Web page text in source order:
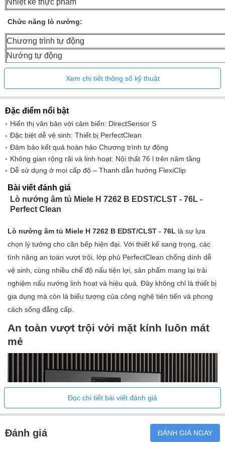
Nhiệt kế thực phẩm
Chức năng lò nướng:
Chương trình tự động
Nướng tự động
Khí nóng sinh thái
Nướng
Nướng chuyên sâu
Nướng ở nhiệt độ thấp
Không khí nóng cộng thêm
Nướng đối lưu
Nhiệt hai mặt
Nhiệt độ đáy
Tiện ích:
Cảm biến trực tiếp
Cửa mở nhẹ nhàng
Cửa đóng nhẹ nhàng
Đa ngôn ngữ
MyMiele
Chức năng trợ giúp
Chức năng hẹn giờ
Hiển thị thời gian trong ngày
Hẹn giờ nấu
Lập trình thời gian bắt đầu nấu
Lập trình thời gian nấu xong
Lập trình thời gian nấu
Hiển thị nhiệt độ thực tế
Xem chi tiết thông số kỹ thuật
Đặc điểm nổi bật
Hiển thị văn bản với cảm biến: DirectSensor S
Đặc biệt dễ vệ sinh: Thiết bị PerfectClean
Đảm bảo kết quả hoàn hảo Chương trình tự động
Không gian rộng rãi và linh hoạt: Nội thất 76 l trên năm tầng
Dễ sử dụng ở mọi cấp độ – Thanh dẫn hướng FlexiClip
Bài viết đánh giá
Lò nướng âm tủ Miele H 7262 B EDST/CLST - 76L -
Perfect Clean
Lò nướng âm tủ Miele H 7262 B EDST/CLST - 76L là sự lựa
chọn lý tưởng cho căn bếp hiện đại. Với thiết kế sang trọng, các
tính năng an toàn vượt trội, lớp phủ PerfectClean chống dính dễ
vệ sinh, cùng nhiều chế độ nấu tiện lợi, sản phẩm mang lại trải
nghiệm nấu nướng linh hoạt và hiệu quả. Đây không chỉ là thiết bị
gia dụng mà còn là biểu tượng của công nghệ tiên tiến và phong
cách sống đẳng cấp.
An toàn vượt trội với mặt kính luôn mát
mẻ
Đọc chi tiết bài viết đánh giá
Đánh giá ĐÁNH GIÁ NGAY